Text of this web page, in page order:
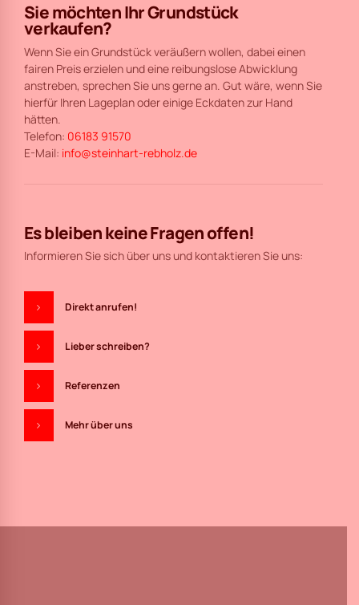
Sie möchten Ihr Grundstück
verkaufen?
Wenn Sie ein Grundstück veräußern wollen, dabei einen
fairen Preis erzielen und eine reibungslose Abwicklung
anstreben, sprechen Sie uns gerne an. Gut wäre, wenn Sie
hierfür Ihren Lageplan oder einige Eckdaten zur Hand
hätten.
Telefon: 06183 91570
E-Mail: info@steinhart-rebholz.de
Es bleiben keine Fragen offen!
Informieren Sie sich über uns und kontaktieren Sie uns:
Direkt anrufen!
Lieber schreiben?
Referenzen
Mehr über uns